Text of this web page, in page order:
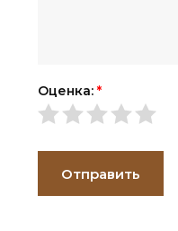
Оценка: *
Отправить